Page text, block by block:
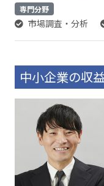
専門分野
市場調査・分析
中小企業の収